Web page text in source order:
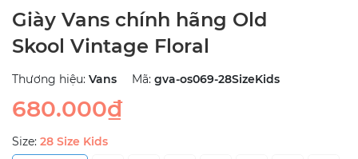
Giày Vans chính hãng Old
Skool Vintage Floral
Thương hiệu: Vans Mã: gva-os069-28SizeKids
680.000₫
Size: 28 Size Kids